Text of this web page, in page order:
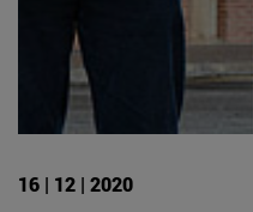
16 | 12 | 2020